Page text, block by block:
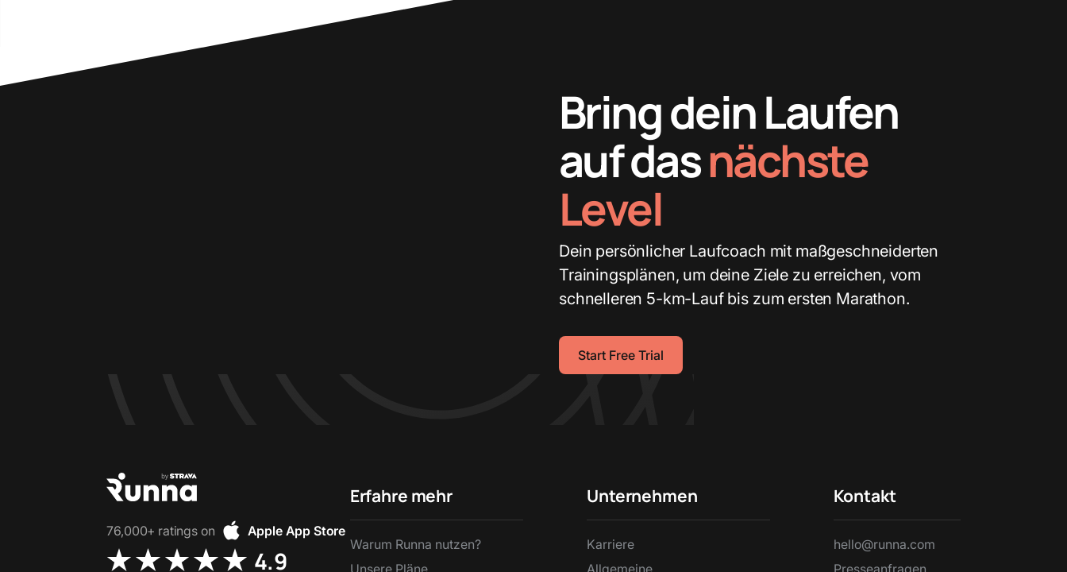
Bring dein Laufen
auf dasnächste
Level
Dein persönlicher Laufcoach mit maßgeschneiderten
Trainingsplänen, um deine Ziele zu erreichen, vom
schnelleren 5-km-Lauf bis zum ersten Marathon.
Start Free Trial
76,000+ ratings on Apple App Store
4.9
Erfahre mehr
Warum Runna nutzen?
Unsere Pläne
Unternehmen
Karriere
Allgemeine
Kontakt
hello@runna.com
Presseanfragen